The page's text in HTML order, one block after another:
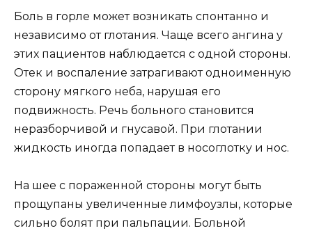
Боль в горле может возникать спонтанно и
независимо от глотания. Чаще всего ангина у
этих пациентов наблюдается с одной стороны.
Отек и воспаление затрагивают одноименную
сторону мягкого неба, нарушая его
подвижность. Речь больного становится
неразборчивой и гнусавой. При глотании
жидкость иногда попадает в носоглотку и нос.
На шее с пораженной стороны могут быть
прощупаны увеличенные лимфоузлы, которые
сильно болят при пальпации. Больной